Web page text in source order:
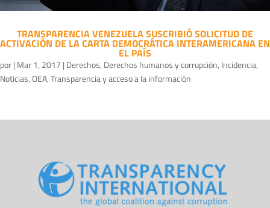
TRANSPARENCIA VENEZUELA SUSCRIBIÓ SOLICITUD DE
ACTIVACIÓN DE LA CARTA DEMOCRÁTICA INTERAMERICANA EN
EL PAÍS
por| Mar 1, 2017 | Derechos, Derechos humanos y corrupción, Incidencia,
Noticias,OEA,Transparencia y acceso a la información